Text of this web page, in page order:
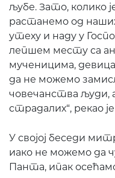
љубе. Зато, колико
растанемо од
утеху и наду у
лепшем месту са
мученицима,
да не можемо
човечанства људи,
страдалих“, рекао
У својој беседи
иако не можемо да
Панта, ипак